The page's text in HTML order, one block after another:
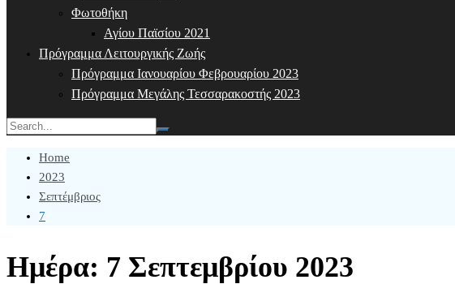
Φωτοθήκη
Αγίου Παϊσίου 2021
Πρόγραμμα Λειτουργικής Ζωής
Πρόγραμμα Ιανουαρίου Φεβρουαρίου 2023
Πρόγραμμα Μεγάλης Τεσσαρακοστής 2023
Home
2023
Σεπτέμβριος
7
Ημέρα: 7 Σεπτεμβρίου 2023